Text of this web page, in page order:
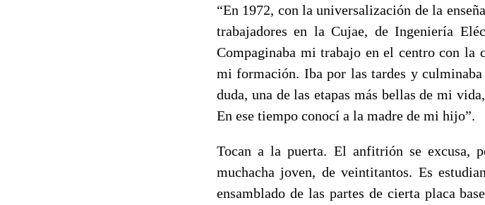
“En 1972, con la universalización de la
trabajadores en la Cujae, de Ingeniería
Compaginaba mi trabajo en el centro con la
mi formación. Iba por las tardes y
duda, una de las etapas más bellas de mi
En ese tiempo conocí a la madre de mi hijo”.
Tocan a la puerta. El anfitrión se excusa,
muchacha joven, de veintitantos. Es
ensamblado de las partes de cierta placa